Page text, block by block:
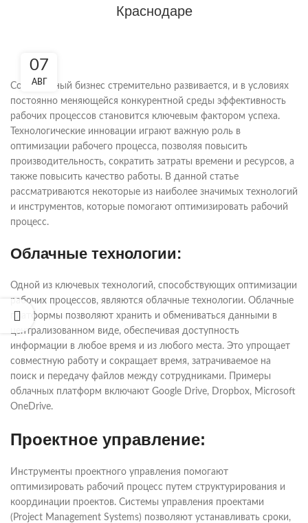
Краснодаре
07
АВГ
Современный бизнес стремительно развивается, и в условиях
постоянно меняющейся конкурентной среды эффективность
рабочих процессов становится ключевым фактором успеха.
Технологические инновации играют важную роль в
оптимизации рабочего процесса, позволяя повысить
производительность, сократить затраты времени и ресурсов, а
также повысить качество работы. В данной статье
рассматриваются некоторые из наиболее значимых технологий
и инструментов, которые помогают оптимизировать рабочий
процесс.
Облачные технологии:
Одной из ключевых технологий, способствующих оптимизации
рабочих процессов, являются облачные технологии. Облачные
платформы позволяют хранить и обмениваться данными в
централизованном виде, обеспечивая доступность
информации в любое время и из любого места. Это упрощает
совместную работу и сокращает время, затрачиваемое на
поиск и передачу файлов между сотрудниками. Примеры
облачных платформ включают Google Drive, Dropbox, Microsoft
OneDrive.
Проектное управление:
Инструменты проектного управления помогают
оптимизировать рабочий процесс путем структурирования и
координации проектов. Системы управления проектами
(Project Management Systems) позволяют устанавливать сроки,